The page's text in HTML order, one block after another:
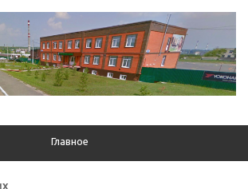
Главное